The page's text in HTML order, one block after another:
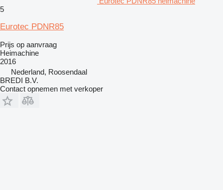
5
Eurotec PDNR85
Prijs op aanvraag
Heimachine
2016
Nederland, Roosendaal
BREDI B.V.
Contact opnemen met verkoper